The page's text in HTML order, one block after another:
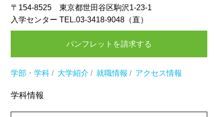
〒154-8525 東京都世田谷区駒沢1-23-1
入学センター TEL.03-3418-9048（直）
パンフレットを請求する
学部・学科 / 大学紹介 / 就職情報 / アクセス情報
学科情報